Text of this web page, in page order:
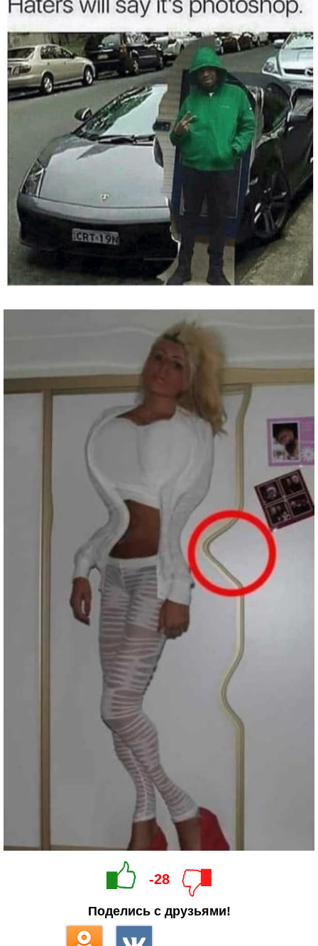
-28
Поделись с друзьями!